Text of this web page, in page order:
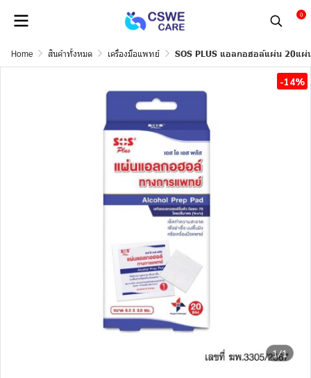
0
Home สินค้าทั้งหมด เครื่องมือแพทย์ SOS PLUS แอลกอฮอล์แผ่น 20แผ่
1/1
-14%